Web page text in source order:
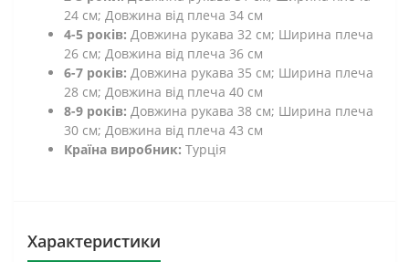
24 см; Довжина від плеча 34 см
4-5 років: Довжина рукава 32 см; Ширина плеча
26 см; Довжина від плеча 36 см
6-7 років: Довжина рукава 35 см; Ширина плеча
28 см; Довжина від плеча 40 см
8-9 років: Довжина рукава 38 см; Ширина плеча
30 см; Довжина від плеча 43 см
Країна виробник: Турція
Характеристики